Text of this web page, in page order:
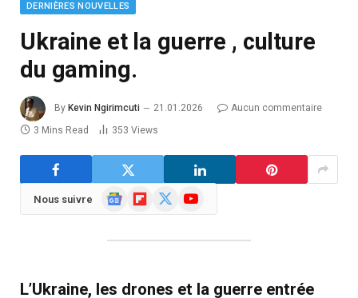
DERNIÈRES NOUVELLES
Ukraine et la guerre , culture
du gaming.
By Kevin Ngirimcuti 21.01.2026
Aucun commentaire
3 Mins Read
353 Views
Nous suivre
GoogleFlipboard YouTube
L’Ukraine, les drones et la guerre entrée